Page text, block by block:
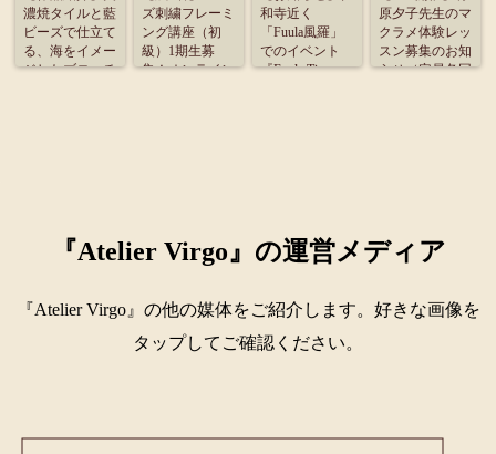
濃焼タイルと藍
ビーズで仕立て
る、海をイメー
ジしたブローチ
ズ刺繍フレーミ
ング講座（初
級）1期生募
集！オンライン
和寺近く
「Fuula風羅」
でのイベント
『Fuula Time』
原夕子先生のマ
クラメ体験レッ
スン募集のお知
らせ（定員各回
『Atelier Virgo』の運営メディア
『Atelier Virgo』の他の媒体をご紹介します。好きな画像を
タップしてご確認ください。